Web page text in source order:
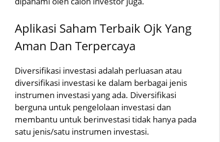
Aplikasi Saham Terbaik Ojk Yang
Aman Dan Terpercaya
Diversifikasi investasi adalah perluasan atau
diversifikasi investasi ke dalam berbagai jenis
instrumen investasi yang ada. Diversifikasi
berguna untuk pengelolaan investasi dan
membantu untuk berinvestasi tidak hanya pada
satu jenis/satu instrumen investasi.